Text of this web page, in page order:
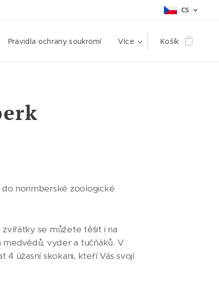
CS
Pravidla ochrany soukromí Více Košík
norimberské zoologické
se můžete těšit i na
vyder a tučňáků. V
4 úžasní skokani, kteří Vás svojí